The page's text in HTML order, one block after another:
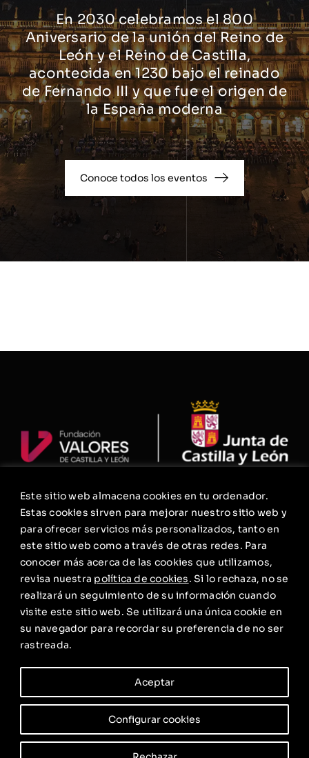
Este sitio web almacena cookies en tu ordenador.
Estas cookies sirven para mejorar nuestro sitio web y
para ofrecer servicios más personalizados, tanto en
este sitio web como a través de otras redes. Para
conocer más acerca de las cookies que utilizamos,
revisa nuestra política de cookies. Si lo rechaza, no se
realizará un seguimiento de su información cuando
visite este sitio web. Se utilizará una única cookie en
su navegador para recordar su preferencia de no ser
rastreada.
Configurar cookies
Aceptar
En 2030 celebramos el 800
Aniversario de la unión del Reino de
León y el Reino de Castilla,
acontecida en 1230 bajo el reinado
de Fernando III y que fue el origen de
la España moderna
Conoce todos los eventos
La Fundación
Agenda
Política de privacidad
Aviso Legal. Condiciones Generales de Uso
Política de cookies